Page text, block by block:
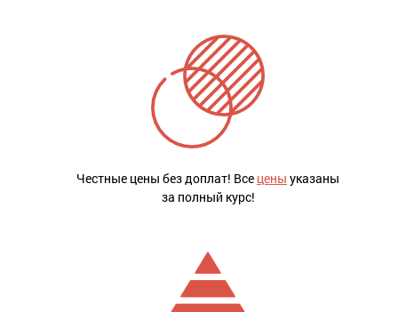
Честные цены без доплат! Все цены указаны
за полный курс!